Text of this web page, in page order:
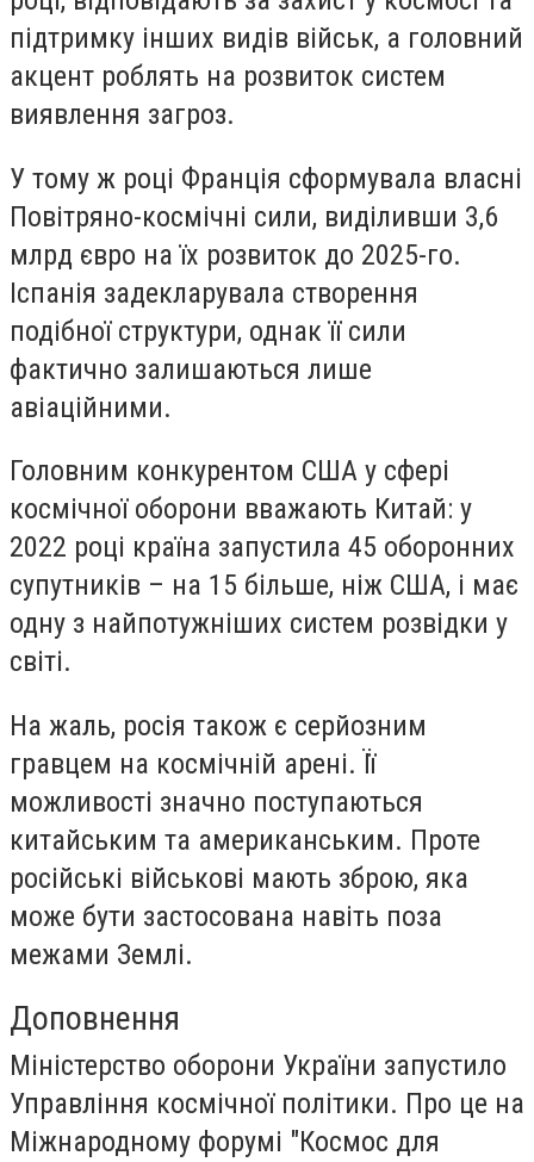
підтримку інших видів військ, а головний
акцент роблять на розвиток систем
виявлення загроз.
У тому ж році Франція сформувала власні
Повітряно-космічні сили, виділивши 3,6
млрд євро на їх розвиток до 2025-го.
Іспанія задекларувала створення
подібної структури, однак її сили
фактично залишаються лише
авіаційними.
Головним конкурентом США у сфері
космічної оборони вважають Китай: у
2022 році країна запустила 45 оборонних
супутників – на 15 більше, ніж США, і має
одну з найпотужніших систем розвідки у
світі.
На жаль, росія також є серйозним
гравцем на космічній арені. Її
можливості значно поступаються
китайським та американським. Проте
російські військові мають зброю, яка
може бути застосована навіть поза
межами Землі.
Доповнення
Міністерство оборони України запустило
Управління космічної політики. Про це на
Міжнародному форумі "Космос для